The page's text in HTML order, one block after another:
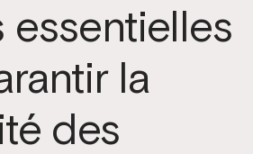
essentielles
la
des